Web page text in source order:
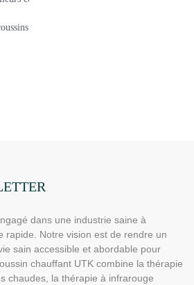
chauffants infrarouges pour les maux de
dans une industrie saine à
rapide. Notre vision est de rendre un
sain accessible et abordable pour
chauffant UTK combine la thérapie
chaudes, la thérapie à infrarouge